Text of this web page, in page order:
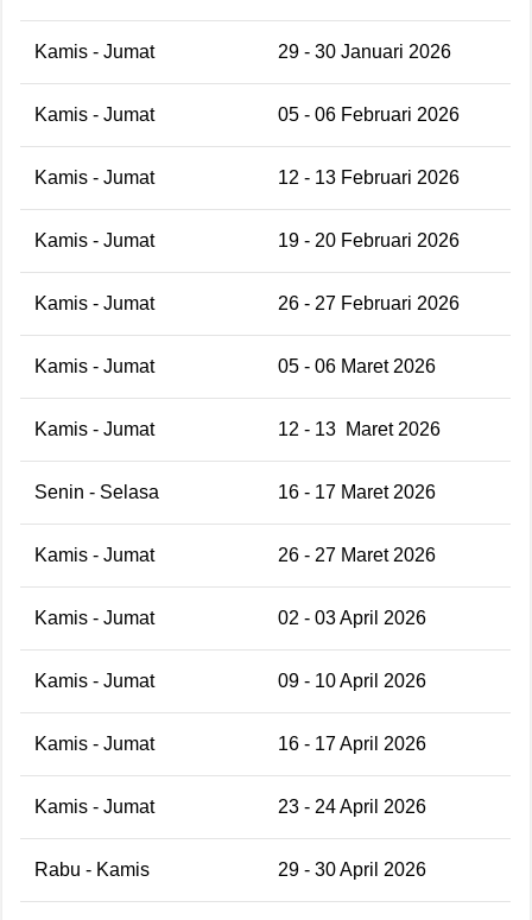
Kamis - Jumat 29 - 30 Januari 2026
Kamis - Jumat 05 - 06 Februari 2026
Kamis - Jumat 12 - 13 Februari 2026
Kamis - Jumat 19 - 20 Februari 2026
Kamis - Jumat 26 - 27 Februari 2026
Kamis - Jumat 05 - 06 Maret 2026
Kamis - Jumat 12 - 13 Maret 2026
Senin - Selasa 16 - 17 Maret 2026
Kamis - Jumat 26 - 27 Maret 2026
Kamis - Jumat 02 - 03 April 2026
Kamis - Jumat 09 - 10 April 2026
Kamis - Jumat 16 - 17 April 2026
Kamis - Jumat 23 - 24 April 2026
Rabu - Kamis 29 - 30 April 2026